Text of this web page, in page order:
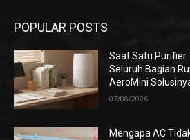
POPULAR POSTS
Saat Satu Purifier
Seluruh Bagian
AeroMini
07/08/2026
Mengapa AC